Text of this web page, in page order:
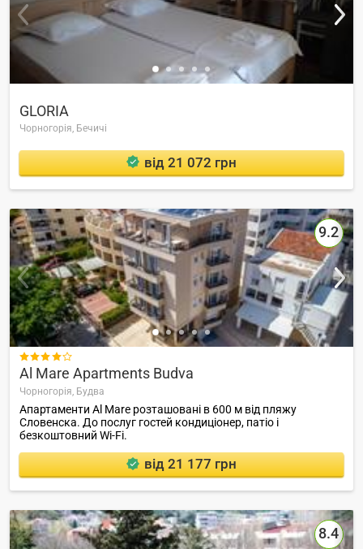
GLORIA
Чорногорія, Бечичі
від 21 072 грн
9.2

Al Mare Apartments Budva
Чорногорія, Будва
Апартаменти Al Mare розташовані в 600 м від пляжу
Словенска. До послуг гостей кондиціонер, патіо і
безкоштовний Wi-Fi.
від 21 177 грн
8.4